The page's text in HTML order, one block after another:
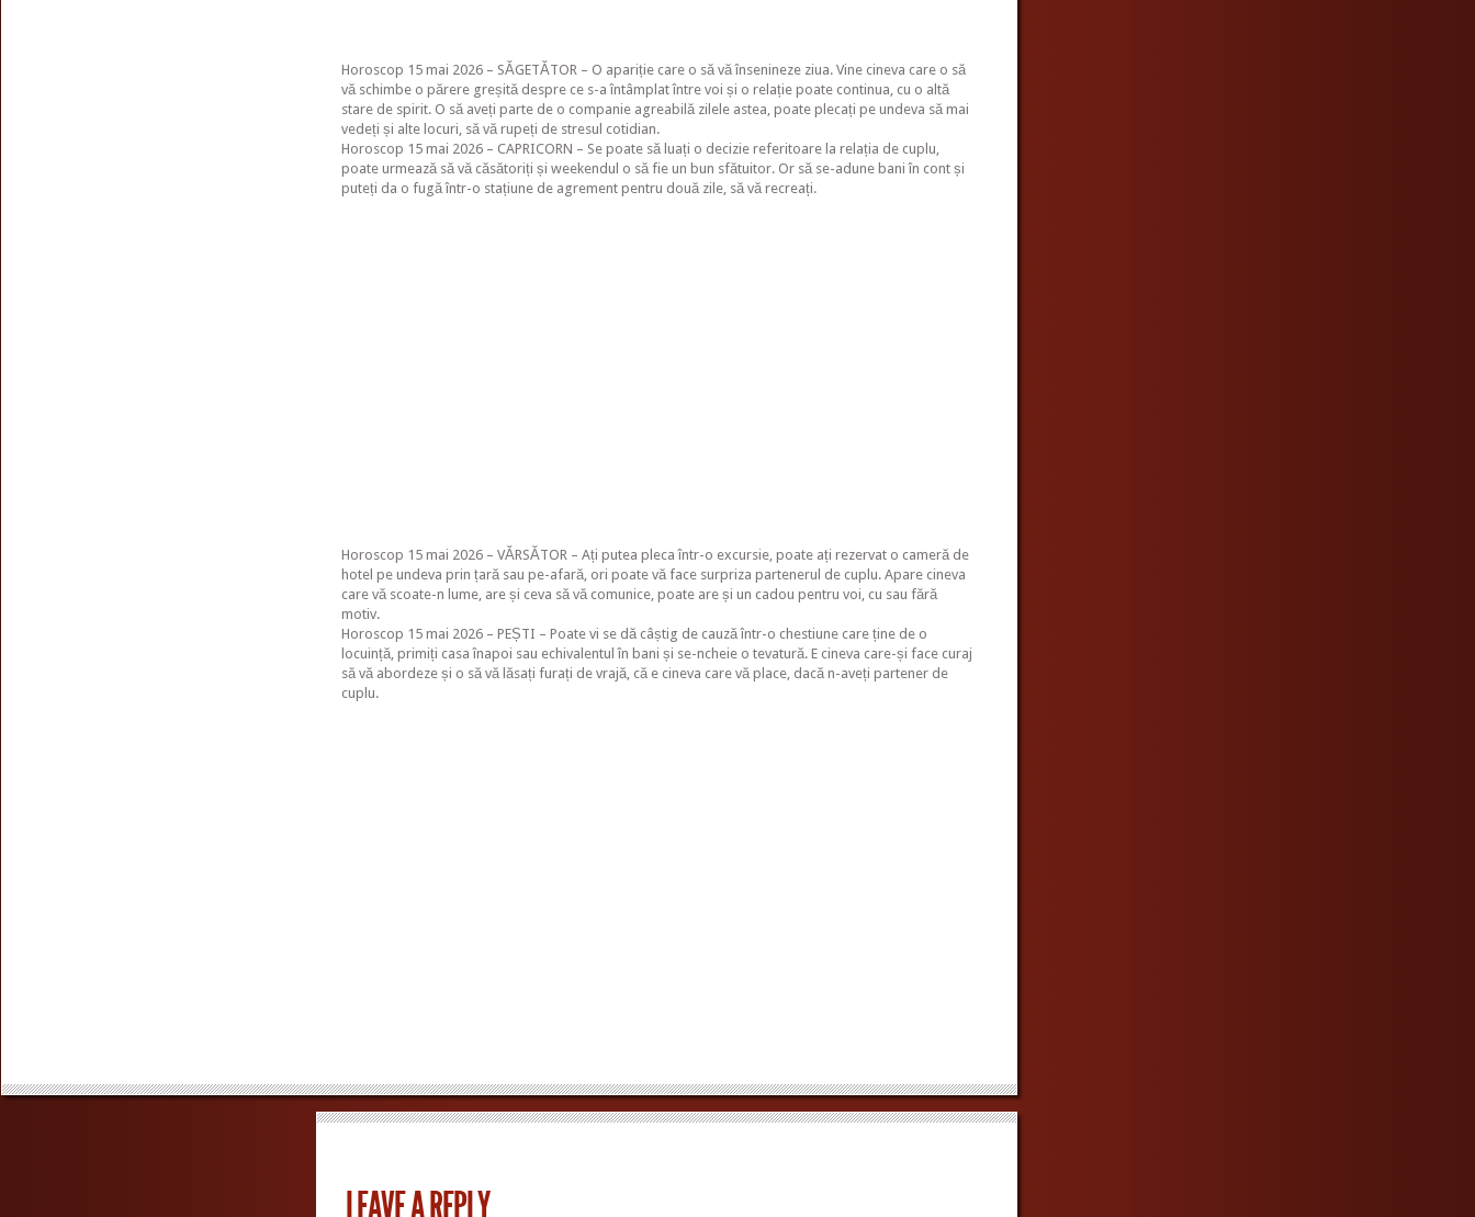
Horoscop 15 mai 2026 – SĂGETĂTOR – O apariție care o să vă însenineze ziua. Vine cineva care o să
vă schimbe o părere greșită despre ce s-a întâmplat între voi și o relație poate continua, cu o altă
stare de spirit. O să aveți parte de o companie agreabilă zilele astea, poate plecați pe undeva să mai
vedeți și alte locuri, să vă rupeți de stresul cotidian.
Horoscop 15 mai 2026 – CAPRICORN – Se poate să luați o decizie referitoare la relația de cuplu,
poate urmează să vă căsătoriți și weekendul o să fie un bun sfătuitor. Or să se-adune bani în cont și
puteți da o fugă într-o stațiune de agrement pentru două zile, să vă recreați.
Horoscop 15 mai 2026 – VĂRSĂTOR – Ați putea pleca într-o excursie, poate ați rezervat o cameră de
hotel pe undeva prin țară sau pe-afară, ori poate vă face surpriza partenerul de cuplu. Apare cineva
care vă scoate-n lume, are și ceva să vă comunice, poate are și un cadou pentru voi, cu sau fără
motiv.
Horoscop 15 mai 2026 – PEȘTI – Poate vi se dă câștig de cauză într-o chestiune care ține de o
locuință, primiți casa înapoi sau echivalentul în bani și se-ncheie o tevatură. E cineva care-și face curaj
să vă abordeze și o să vă lăsați furați de vrajă, că e cineva care vă place, dacă n-aveți partener de
cuplu.
LEAVE A REPLY